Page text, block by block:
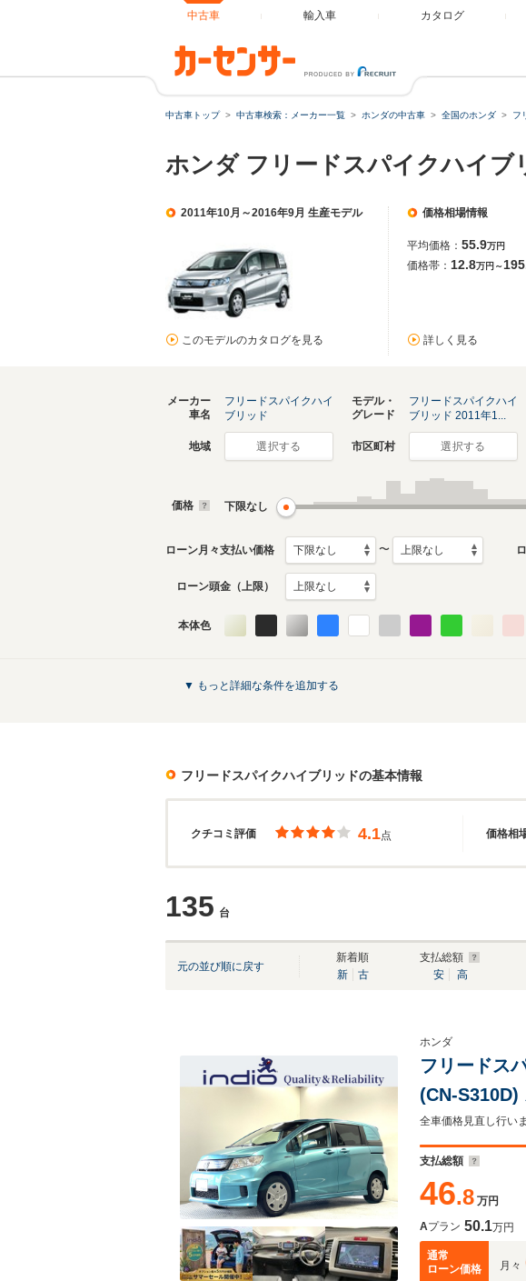
中古車 輸入車 カタログ
中古車トップ 中古車検索：メーカー一覧 ホンダの中古車 全国のホンダ フ
ホンダ フリードスパイクハイブ
2011年10月～2016年9月 生産モデル
このモデルのカタログを見る
価格相場情報
平均価格： 55.9万円
価格帯： 12.8万円～
詳しく見る
メーカー
車名
フリードスパイクハイ
ブリッド
モデル・
グレード
フリードスパイクハイ
ブリッド 2011年1...
地域 選択する 市区町村 選択する
価格 下限なし
ローン月々支払い価格 〜
ローン頭金（上限）
本体色
▼ もっと詳細な条件を追加する
フリードスパイクハイブリッドの基本情報
クチコミ評価 価格相
4.1点
135 台
元の並び順に戻す
新着順
新
古
支払総額
安
高
ホンダ
フリードス
(CN-S310D)
コントロー
支払総額
46.8 万円
Aプラン 50.1万円
通常
ローン価格
月々